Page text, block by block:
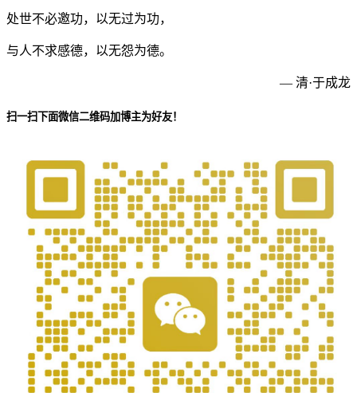
处世不必邀功，以无过为功，
与人不求感德，以无怨为德。
— 清·于成龙
扫一扫下面微信二维码加博主为好友！